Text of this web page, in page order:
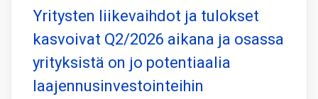
Yritysten liikevaihdot ja tulokset
kasvoivat Q2/2026 aikana ja osassa
yrityksistä on jo potentiaalia
laajennusinvestointeihin